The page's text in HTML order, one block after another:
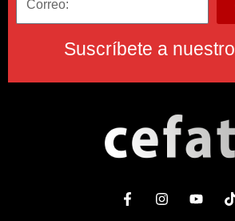
Suscríbete a